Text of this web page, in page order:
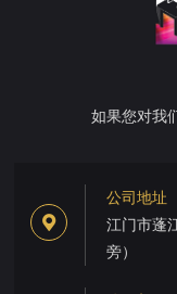
如果您对我
公司地址
江门市蓬
旁）